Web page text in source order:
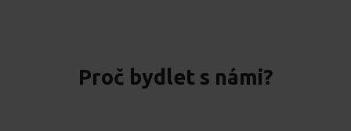
Proč bydlet s námi?